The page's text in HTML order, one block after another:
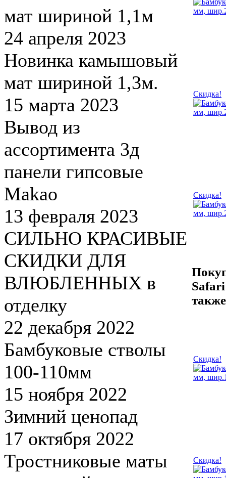
мат шириной 1,1м
24 апреля 2023
Новинка камышовый
мат шириной 1,3м.
15 марта 2023
Вывод из
ассортимента 3д
панели гипсовые
Makao
13 февраля 2023
СИЛЬНО КРАСИВЫЕ
СКИДКИ ДЛЯ
ВЛЮБЛЕННЫХ в
отделку
22 декабря 2022
Бамбуковые стволы
100-110мм
15 ноября 2022
Зимний ценопад
17 октября 2022
Тростниковые маты
Скидка!
Скидка!
Скидка!
Скидка!